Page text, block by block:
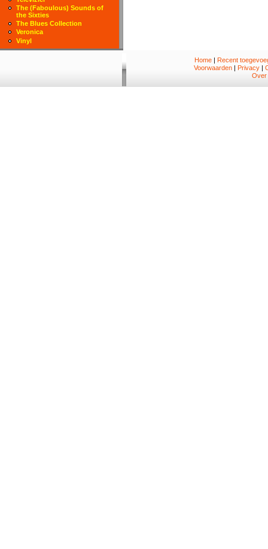
The (Faboulous) Sounds of
the Sixties
The Blues Collection
Veronica
Vinyl
Home|
Recent
Voorwaarden
Privacy
Over